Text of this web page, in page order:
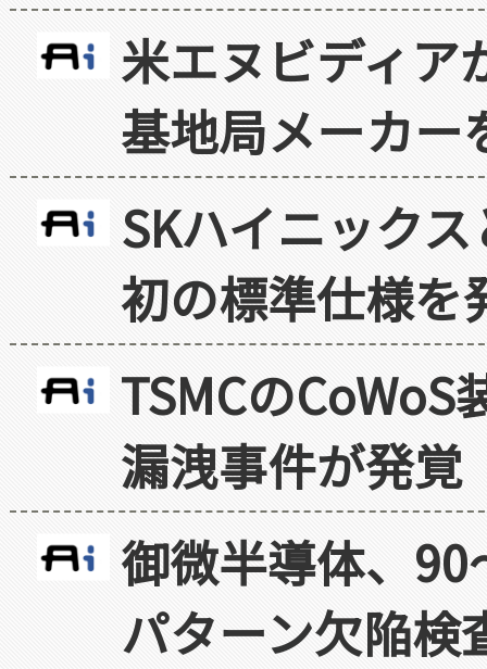
米エヌビディア
基地局メーカー
SKハイニック
初の標準仕様を
TSMCの
漏洩事件が発覚
御微半導体、
パターン欠陥検